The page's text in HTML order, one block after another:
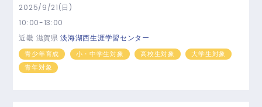
2025/9/21(日)
10:00-13:00
近畿 滋賀県淡海湖西生涯学習センター
青少年育成 小・中学生対象 高校生対象
大学生対象
青年対象